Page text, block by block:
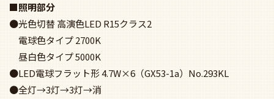
■照明部分
●光色切替 高演色LED R15クラス2
電球色タイプ 2700K
昼白色タイプ 5000K
●LED電球フラット形 4.7W×6（GX53-1a）No.293KL
●全灯→3灯→3灯→消